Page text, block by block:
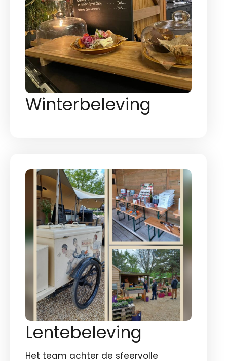
Winterbeleving
Lentebeleving
Het team achter de sfeervolle